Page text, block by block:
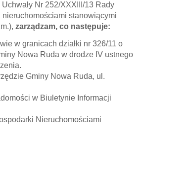
Nr 252/XXXIII/13 Rady
stanowiącymi
zarządzam, co następuje:
w granicach działki nr 326/11 o
Nowa Ruda w drodze IV ustnego
Gminy Nowa Ruda, ul.
w Biuletynie Informacji
Nieruchomościami